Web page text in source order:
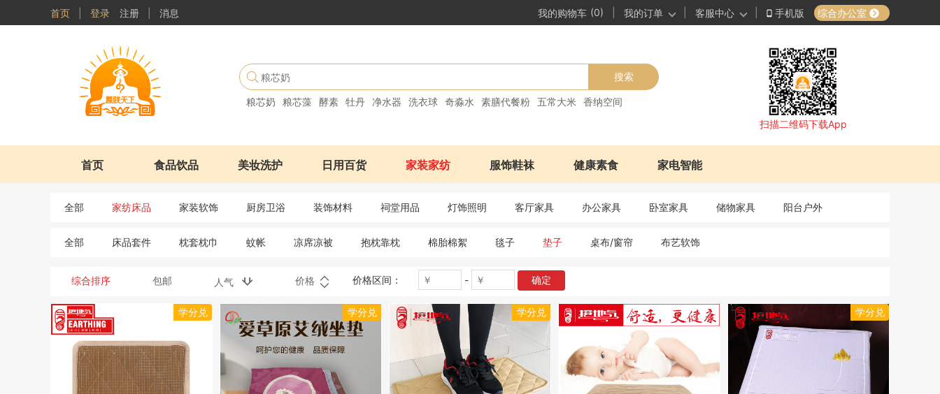
首页 登录 注册 消息 我的购物车 (0) 我的订单 客服中心 手机版 综合办公室
搜索
粮芯奶 粮芯藻 酵素 牡丹 净水器 洗衣球 奇淼水 素膳代餐粉 五常大米
香纳空间
扫描二维码下载App
首页 食品饮品 美妆洗护 日用百货 家装家纺 服饰鞋袜 健康素食 家电智能
全部 家纺床品 家装软饰 厨房卫浴 装饰材料 祠堂用品 灯饰照明 客厅家具 办公家具 卧室家具 储物家具 阳台户外
全部 床品套件 枕套枕巾 蚊帐 凉席凉被 抱枕靠枕 棉胎棉絮 毯子 垫子 桌布/窗帘 布艺软饰
综合排序 包邮 人气 价格 价格区间： - 确定
学分兑 学分兑 学分兑 学分兑